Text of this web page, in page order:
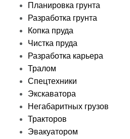
Планировка грунта
Разработка грунта
Копка пруда
Чистка пруда
Разработка карьера
Тралом
Спецтехники
Экскаватора
Негабаритных грузов
Тракторов
Эвакуатором